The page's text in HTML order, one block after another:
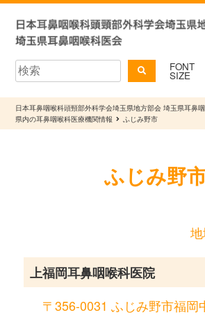
FONT
SIZE
日本耳鼻咽喉科頭頸部外科学会埼玉県地方部会 埼玉県耳鼻
県内の耳鼻咽喉科医療機関情報
ふじみ野市
ふじみ野
上福岡耳鼻咽喉科医院
〒356-0031 ふじみ野市福岡